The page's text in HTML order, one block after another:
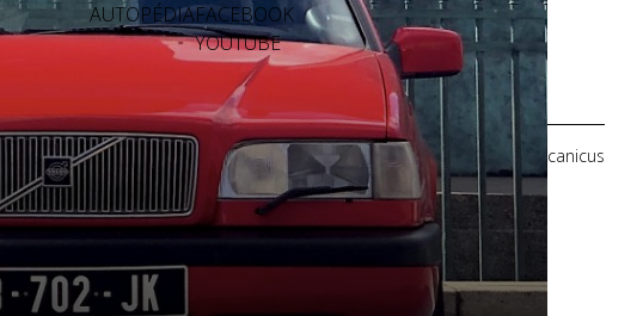
AUTOPÉDIAFACEBOOK
YOUTUBE
Crédits photos: Mecanicus